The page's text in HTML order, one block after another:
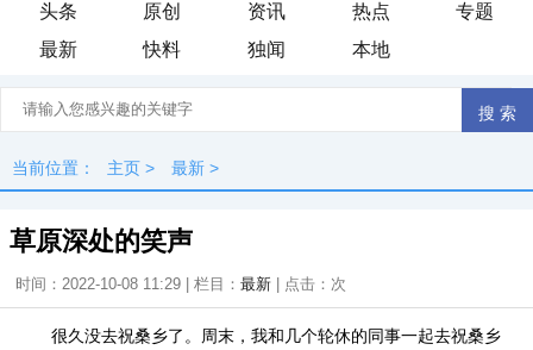
头条 原创 资讯 热点
专题
最新
快料 独闻 本地
当前位置： 主页 > 最新 >
草原深处的笑声
时间：2022-10-08 11:29 | 栏目： 最新 | 点击： 次
很久没去祝桑乡了。周末，我和几个轮休的同事一起去祝桑乡